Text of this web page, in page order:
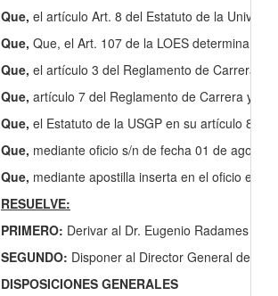
Que, el artículo Art. 8 del Estatuto de la
Que, Que, el Art. 107 de la LOES determina:
Que, el artículo 3 del Reglamento de Carrera y
Que, artículo 7 del Reglamento de Carrera y
Que, el Estatuto de la USGP en su artículo 8
Que, mediante oficio s/n de fecha 01 de agosto
Que, mediante apostilla inserta en el oficio
RESUELVE:
PRIMERO: Derivar al Dr. Eugenio Radames
SEGUNDO: Disponer al Director General de
DISPOSICIONES GENERALES